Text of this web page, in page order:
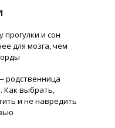
прогулки и сон
для мозга, чем
родственница
Как выбрать,
и не навредить